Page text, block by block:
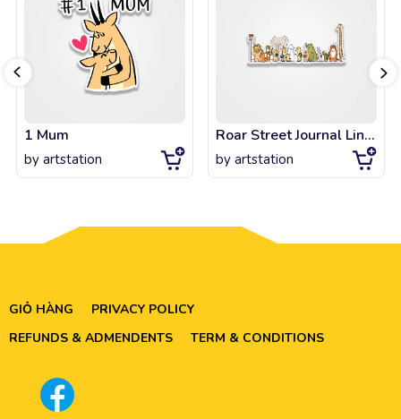
1 Mum
by artstation
Roar Street Journal Line Up
by artstation
GIỎ HÀNG
PRIVACY POLICY
REFUNDS & ADMENDENTS
TERM & CONDITIONS